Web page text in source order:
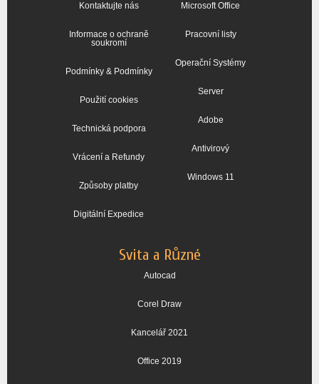
Kontaktujte nás
Informace o ochraně
soukromí
Podmínky & Podmínky
Použití cookies
Technická podpora
Vrácení a Refundy
Způsoby platby
Digitální Expedice
Microsoft Office
Pracovní listy
Operační Systémy
Server
Adobe
Antivirový
Windows 11
Svita a Různé
Autocad
Corel Draw
Kancelář 2021
Office 2019